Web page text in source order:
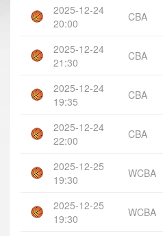
2025-12-24
20:00
CBA
2025-12-24
21:30
CBA
2025-12-24
19:35
CBA
2025-12-24
22:00
CBA
2025-12-25
19:30
WCBA
2025-12-25
19:30
WCBA